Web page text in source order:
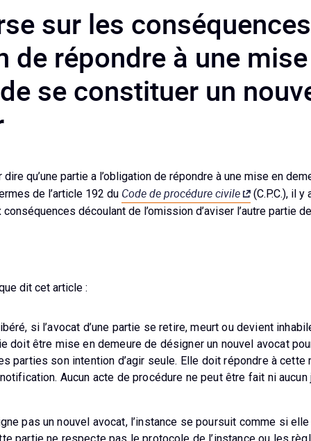
sur les
de répondre à une
se constituer un
dire qu’une partie a l’obligation de répondre à une mise en
de l’article 192 du Code de procédure civile
(C.P.C.), il
découlant de l’omission d’aviser l’autre partie
dit cet article :
si l’avocat d’une partie se retire, meurt ou devient
doit être mise en demeure de désigner un nouvel avocat
parties son intention d’agir seule. Elle doit répondre à
Aucun acte de procédure ne peut être fait ni aucun
pas un nouvel avocat, l’instance se poursuit comme si elle